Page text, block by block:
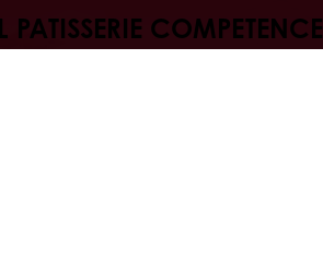
PATISSERIE COMPETENCE
CENTER